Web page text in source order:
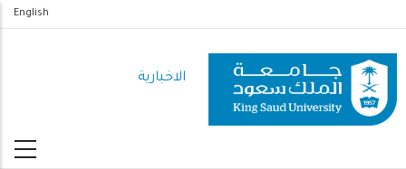
المحتوى
الرئيسي
English
الاخبارية